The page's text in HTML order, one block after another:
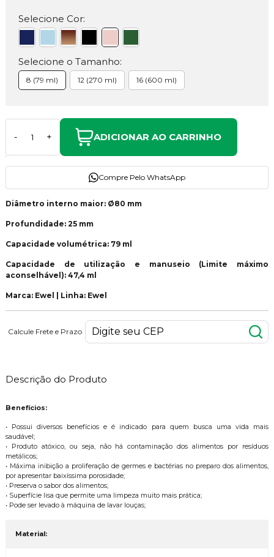
Selecione Cor:
Selecione o Tamanho:
8 (79 ml) 12 (270 ml) 16 (600 ml)
- + ADICIONAR AO CARRINHO
Compre Pelo WhatsApp
Diâmetro interno maior: Ø80 mm
Profundidade: 25 mm
Capacidade volumétrica: 79 ml
Capacidade de utilização e manuseio (Limite máximo
aconselhável): 47,4 ml
Marca: Ewel | Linha: Ewel
Calcule Frete e Prazo
Descrição do Produto
Benefícios:
• Possui diversos benefícios e é indicado para quem busca uma vida mais
saudável;
• Produto atóxico, ou seja, não há contaminação dos alimentos por resíduos
metálicos;
• Máxima inibição a proliferação de germes e bactérias no preparo dos alimentos,
por apresentar baixíssima porosidade;
• Preserva o sabor dos alimentos;
• Superfície lisa que permite uma limpeza muito mais prática;
• Pode ser levado à máquina de lavar louças;
Material: